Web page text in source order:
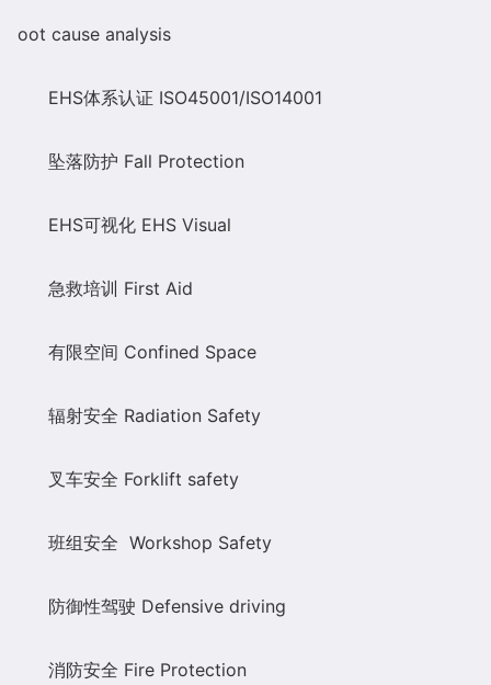
oot cause analysis
EHS体系认证 ISO45001/ISO14001
坠落防护 Fall Protection
EHS可视化 EHS Visual
急救培训 First Aid
有限空间 Confined Space
辐射安全 Radiation Safety
叉车安全 Forklift safety
班组安全 Workshop Safety
防御性驾驶 Defensive driving
消防安全 Fire Protection